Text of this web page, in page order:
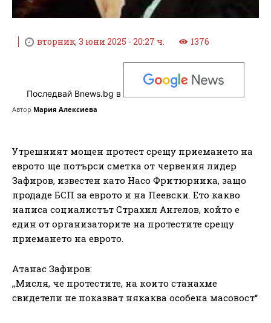
вторник, 3 юни 2025 - 20:27 ч. 1376
Последвай Bnews.bg в
Автор Мария Алексиева
Утрешният мощен протест срещу приемането на
еврото ще потърси сметка от червения лидер
Зафиров, известен като Насо Фритюрника, защо
продаде БСП за еврото и на Пеевски. Ето какво
написа социалистът Страхил Ангелов, който е
един от организаторите на протестите срещу
приемането на еврото.
Атанас Зафиров:
,,Мисля, че протестите, на които станахме
свидетели не показват някаква особена масовост“